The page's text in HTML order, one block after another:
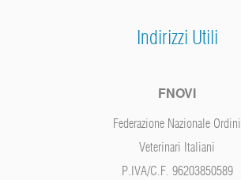
Indirizzi Utili
FNOVI
Federazione Nazionale Ordini
Veterinari Italiani
P.IVA/C.F. 96203850589